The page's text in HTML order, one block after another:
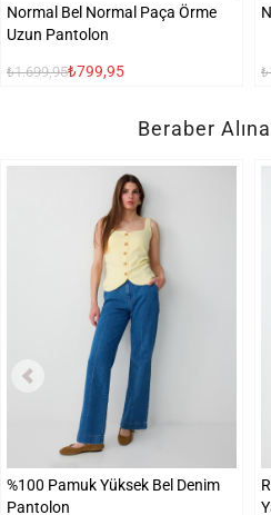
Normal Bel Normal Paça Örme
Uzun Pantolon
₺1.699,95₺799,95
Beraber
%100 Pamuk Yüksek Bel Denim
Pantolon